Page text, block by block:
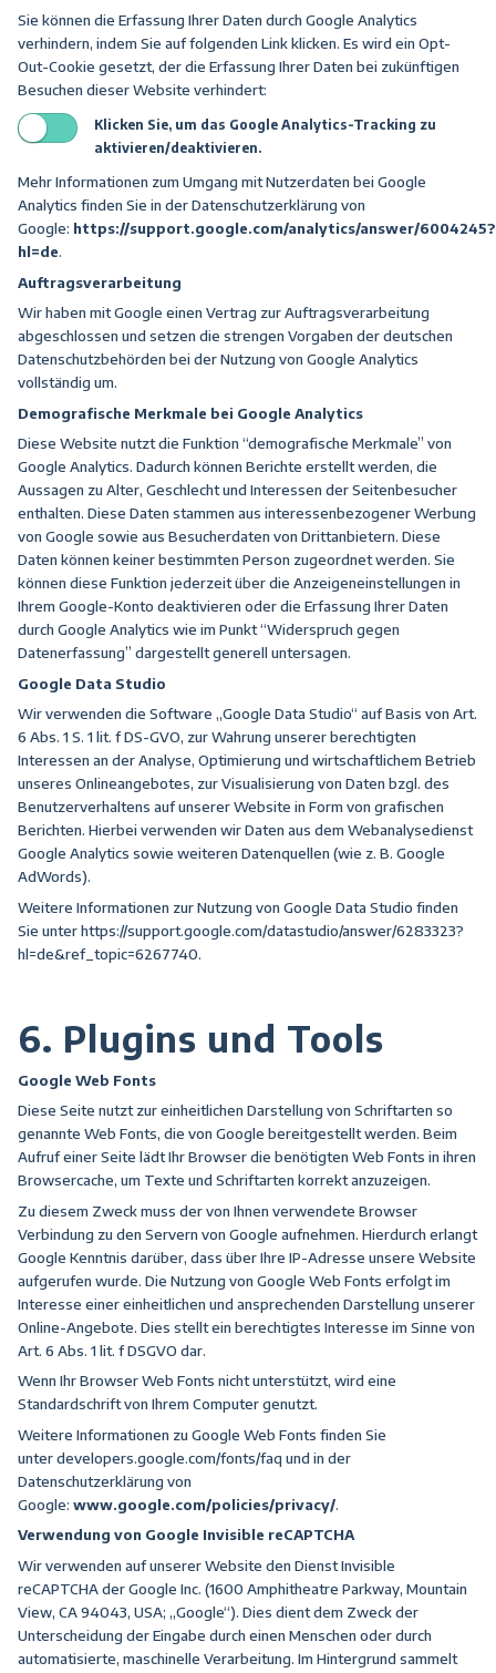
Sie können die Erfassung Ihrer Daten durch Google Analytics
verhindern, indem Sie auf folgenden Link klicken. Es wird ein Opt-
Out-Cookie gesetzt, der die Erfassung Ihrer Daten bei zukünftigen
Besuchen dieser Website verhindert:
Klicken Sie, um das Google Analytics-Tracking zu
aktivieren/deaktivieren.
Mehr Informationen zum Umgang mit Nutzerdaten bei Google
Analytics finden Sie in der Datenschutzerklärung von
Google: https://support.google.com/analytics/answer/6004245?
hl=de.
Auftragsverarbeitung
Wir haben mit Google einen Vertrag zur Auftragsverarbeitung
abgeschlossen und setzen die strengen Vorgaben der deutschen
Datenschutzbehörden bei der Nutzung von Google Analytics
vollständig um.
Demografische Merkmale bei Google Analytics
Diese Website nutzt die Funktion “demografische Merkmale” von
Google Analytics. Dadurch können Berichte erstellt werden, die
Aussagen zu Alter, Geschlecht und Interessen der Seitenbesucher
enthalten. Diese Daten stammen aus interessenbezogener Werbung
von Google sowie aus Besucherdaten von Drittanbietern. Diese
Daten können keiner bestimmten Person zugeordnet werden. Sie
können diese Funktion jederzeit über die Anzeigeneinstellungen in
Ihrem Google-Konto deaktivieren oder die Erfassung Ihrer Daten
durch Google Analytics wie im Punkt “Widerspruch gegen
Datenerfassung” dargestellt generell untersagen.
Google Data Studio
Wir verwenden die Software „Google Data Studio“ auf Basis von Art.
6 Abs. 1 S. 1 lit. f DS-GVO, zur Wahrung unserer berechtigten
Interessen an der Analyse, Optimierung und wirtschaftlichem Betrieb
unseres Onlineangebotes, zur Visualisierung von Daten bzgl. des
Benutzerverhaltens auf unserer Website in Form von grafischen
Berichten. Hierbei verwenden wir Daten aus dem Webanalysedienst
Google Analytics sowie weiteren Datenquellen (wie z. B. Google
AdWords).
Weitere Informationen zur Nutzung von Google Data Studio finden
Sie unterhttps://support.google.com/datastudio/answer/6283323?
hl=de&ref_topic=6267740.
6. Plugins und Tools
Google Web Fonts
Diese Seite nutzt zur einheitlichen Darstellung von Schriftarten so
genannte Web Fonts, die von Google bereitgestellt werden. Beim
Aufruf einer Seite lädt Ihr Browser die benötigten Web Fonts in ihren
Browsercache, um Texte und Schriftarten korrekt anzuzeigen.
Zu diesem Zweck muss der von Ihnen verwendete Browser
Verbindung zu den Servern von Google aufnehmen. Hierdurch erlangt
Google Kenntnis darüber, dass über Ihre IP-Adresse unsere Website
aufgerufen wurde. Die Nutzung von Google Web Fonts erfolgt im
Interesse einer einheitlichen und ansprechenden Darstellung unserer
Online-Angebote. Dies stellt ein berechtigtes Interesse im Sinne von
Art. 6 Abs. 1 lit. f DSGVO dar.
Wenn Ihr Browser Web Fonts nicht unterstützt, wird eine
Standardschrift von Ihrem Computer genutzt.
Weitere Informationen zu Google Web Fonts finden Sie
unterdevelopers.google.com/fonts/faq und in der
Datenschutzerklärung von
Google: www.google.com/policies/privacy/.
Verwendung von Google Invisible reCAPTCHA
Wir verwenden auf unserer Website den Dienst Invisible
reCAPTCHA der Google Inc. (1600 Amphitheatre Parkway, Mountain
View, CA 94043, USA; „Google“). Dies dient dem Zweck der
Unterscheidung der Eingabe durch einen Menschen oder durch
automatisierte, maschinelle Verarbeitung. Im Hintergrund sammelt